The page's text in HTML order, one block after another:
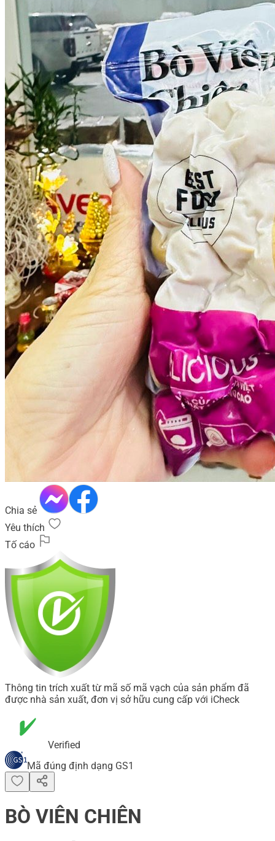
Chia sẻ
Yêu thích
Tố cáo
Thông tin trích xuất từ mã số mã vạch của sản phẩm đã
được nhà sản xuất, đơn vị sở hữu cung cấp với iCheck
Verified
Mã đúng định dạng GS1
BÒ VIÊN CHIÊN